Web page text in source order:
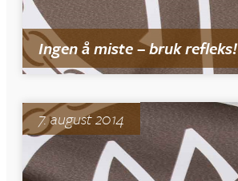
Ingen å miste – bruk refleks!
7. august 2014